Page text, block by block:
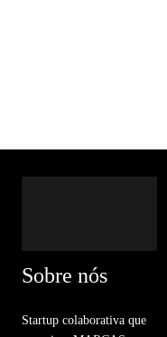
Sobre nós
Startup colaborativa que